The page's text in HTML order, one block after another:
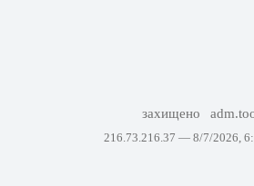
захищено
216.73.216.37 — 8/7/2026,